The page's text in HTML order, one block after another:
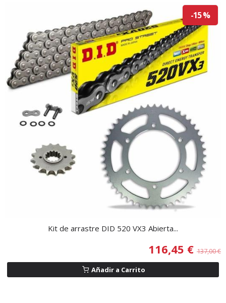
-15 %
Kit de arrastre DID 520 VX3 Abierta...
116,45 € 137,00 €
Añadir a Carrito